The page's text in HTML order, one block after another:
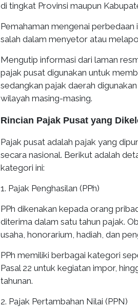
di tingkat Provinsi maupun
Pemahaman mengenai
salah dalam menyetor atau
Mengutip informasi dari laman
pajak pusat digunakan untuk
sedangkan pajak daerah
wilayah masing-masing.
Rincian Pajak Pusat yang
Pajak pusat adalah pajak yang
secara nasional. Berikut adalah
kategori ini:
1. Pajak Penghasilan (PPh)
PPh dikenakan kepada orang
diterima dalam satu tahun pajak.
usaha, honorarium, hadiah, dan
PPh memiliki berbagai kategori
Pasal 22 untuk kegiatan impor,
tahunan.
2. Pajak Pertambahan Nilai (PPN)